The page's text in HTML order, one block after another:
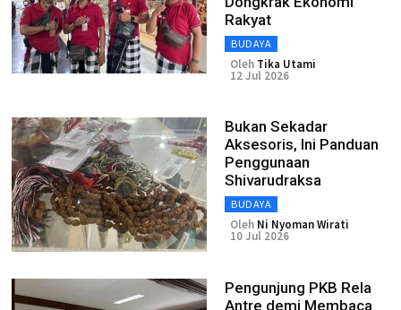
Rakyat
BUDAYA
Oleh Tika Utami
12 Jul 2026
Bukan Sekadar
Aksesoris, Ini Panduan
Penggunaan
Shivarudraksa
BUDAYA
Oleh Ni Nyoman Wirati
10 Jul 2026
Pengunjung PKB Rela
Antre demi Membaca